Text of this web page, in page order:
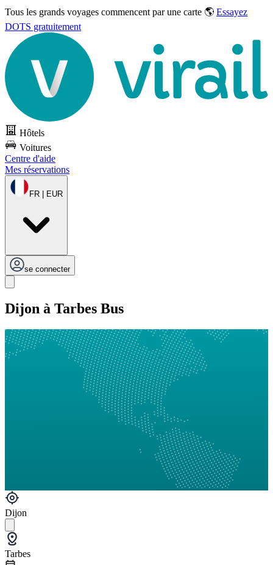
Tous les grands voyages commencent par une carte 🌎 Essayez
DOTS gratuitement
Hôtels
Voitures
Centre d'aide
Mes réservations
FR | EUR
se connecter
Dijon à Tarbes Bus
Dijon
Tarbes